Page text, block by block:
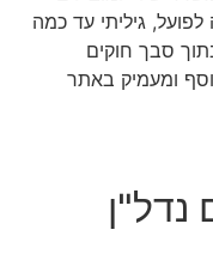
גיליתי עד כמה
בתוך סבך חוקים
ומעמיק באתר
נדל"ן